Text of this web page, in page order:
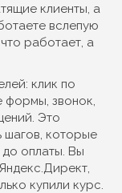
клиенты, а
вслепую
работает, а
клик по
формы, звонок,
Это
шагов, которые
до оплаты. Вы
купили курс.